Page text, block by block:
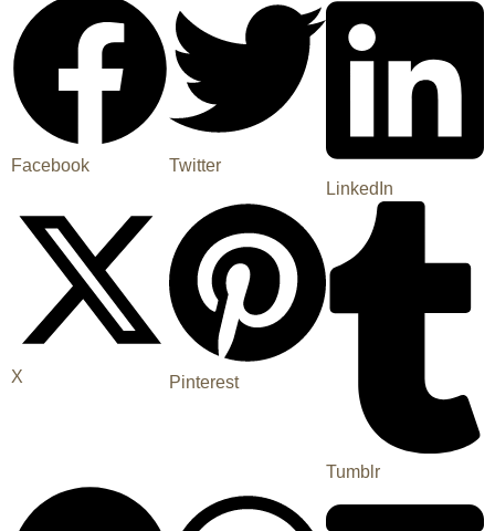
Facebook
Twitter
LinkedIn
X Pinterest
Tumblr